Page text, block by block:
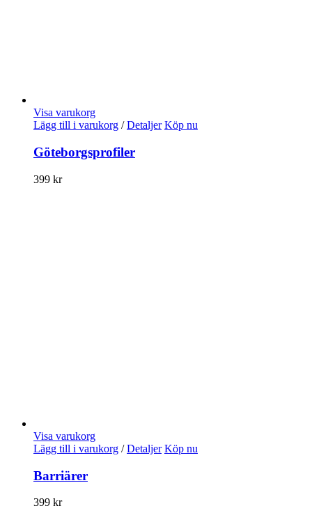
Visa varukorg
Lägg till i varukorg / Detaljer Köp nu
Göteborgsprofiler
399 kr
Visa varukorg
Lägg till i varukorg / Detaljer Köp nu
Barriärer
399 kr